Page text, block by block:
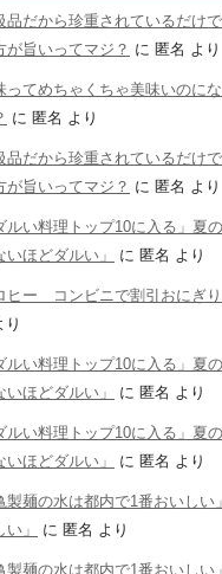
品だから珍重されているだけ
が旨いってマジ？ に 匿名 より
ってめちゃくちゃ美味いのに
に 匿名 より
品だから珍重されているだけ
が旨いってマジ？ に 匿名 より
ルい料理トップ10に入る」夏
ほどダルい」
に 匿名 より
ヒー コンビニで割引おにぎり
り
ルい料理トップ10に入る」夏
ほどダルい」
に 匿名 より
ルい料理トップ10に入る」夏
ほどダルい」
に 匿名 より
製麺の水は都内で1番おいしい
」
に 匿名 より
製麺の水は都内で1番おいしい